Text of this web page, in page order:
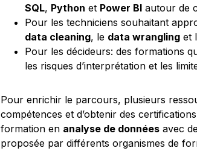
SQL, Python et Power BI autour de
Pour les techniciens souhaitant
data cleaning, le data wrangling et
Pour les décideurs: des formations
les risques d’interprétation et les
Pour enrichir le parcours, plusieurs
compétences et d’obtenir des
formation en analyse de données avec
proposée par différents organismes de